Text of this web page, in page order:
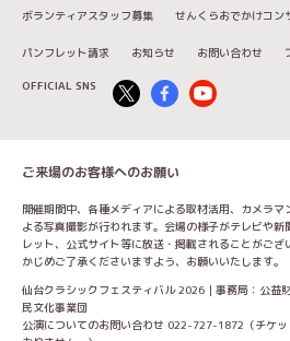
ボランティアスタッフ募集 せんくらおでかけコン
パンフレット請求 お知らせ お問い合わせ
OFFICIAL SNS
ご来場のお客様へのお願い
開催期間中、各種メディアによる取材活用、カメラマ
よる写真撮影が行われます。会場の様子がテレビや新
レット、公式サイト等に放送・掲載されることがござ
かじめご了承くださいますよう、お願いいたします。
仙台クラシックフェスティバル 2026｜事務局：公益
民文化事業団
公演についてのお問い合わせ 022-727-1872（チケッ